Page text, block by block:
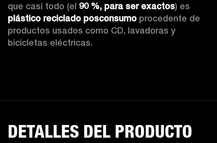
que casi todo (el 90 %, para ser exactos
plástico reciclado posconsumo procedente de
productos usados como CD, lavadoras y
bicicletas eléctricas.
DETALLES DEL PRODUCTO